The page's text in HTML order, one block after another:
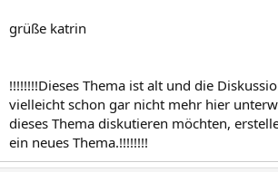
grüße katrin
!!!!!!!!Dieses Thema ist alt und die
vielleicht schon gar nicht mehr hier
dieses Thema diskutieren möchten,
ein neues Thema.!!!!!!!!